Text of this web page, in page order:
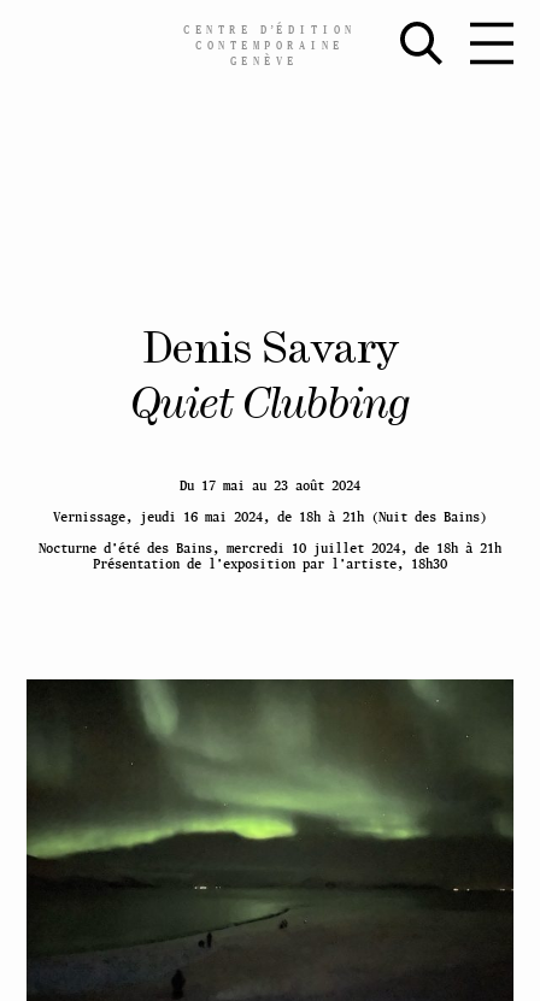
CENTRE D’ÉDITION
CONTEMPORAINE
GENÈVE
Denis Savary
Quiet Clubbing
Du 17 mai au 23 août 2024
Vernissage, jeudi 16 mai 2024, de 18h à 21h (Nuit des Bains)
Nocturne d’été des Bains, mercredi 10 juillet 2024, de 18h à 21h
Présentation de l’exposition par l’artiste, 18h30